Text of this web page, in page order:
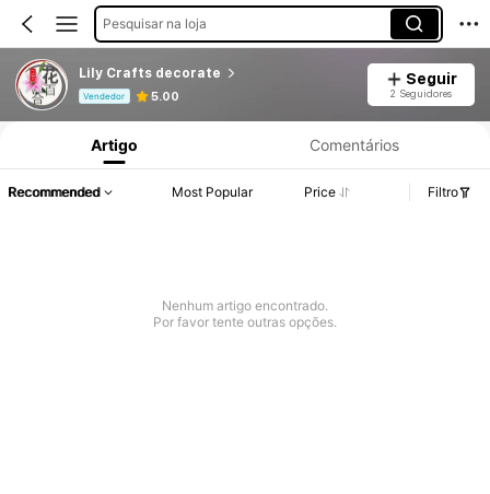
Pesquisar na loja
Lily Crafts decorate
Vendedor 5.00
Seguir
2 Seguidores
Informações do Produto: Divulgação de Preço, Vendas e Detalhes de Stock.
Artigo Comentários
Recommended Most Popular Price Filtro
Nenhum artigo encontrado.
Por favor tente outras opções.